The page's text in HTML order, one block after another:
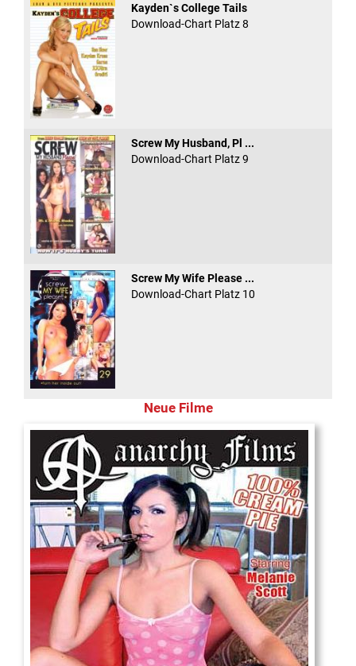
Kayden`s College Tails
Download-Chart Platz 8
Screw My Husband, Pl ...
Download-Chart Platz 9
Screw My Wife Please ...
Download-Chart Platz 10
Neue Filme